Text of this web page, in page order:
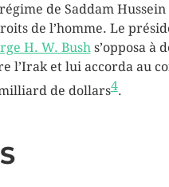
de Saddam
de l’homme. Le
H. W. Bushs’opposa à
l’Irak et lui accorda au
de dollars4.